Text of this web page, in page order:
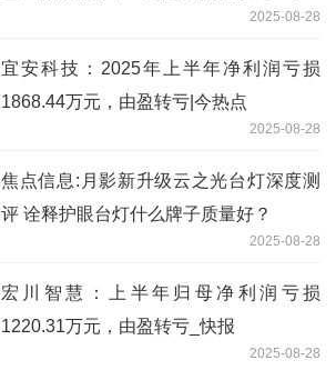
2025-08-28
宜安科技：2025年上半年净利润亏损
1868.44万元，由盈转亏|今热点
2025-08-28
焦点信息:月影新升级云之光台灯深度测
评 诠释护眼台灯什么牌子质量好？
2025-08-28
宏川智慧：上半年归母净利润亏损
1220.31万元，由盈转亏_快报
2025-08-28